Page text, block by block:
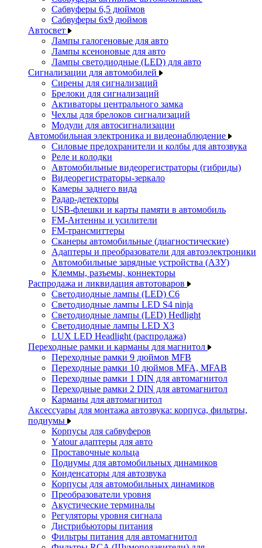
Сабвуферы 6,5 дюймов
Сабвуферы 6x9 дюймов
Автосвет
Лампы галогеновые для авто
Лампы ксеноновые для авто
Лампы светодиодные (LED) для авто
Сигнализации для автомобилей
Сирены для сигнализаций
Брелоки для сигнализаций
Активаторы центрального замка
Чехлы для брелоков сигнализаций
Модули для автосигнализации
Автомобильная электроника и видеонаблюдение
Силовые предохранители и колбы для автозвука
Реле и колодки
Автомобильные видеорегистраторы (гибриды)
Видеорегистраторы-зеркало
Камеры заднего вида
Радар-детекторы
USB-флешки и карты памяти в автомобиль
FM-Антенны и усилители
FM-трансмиттеры
Сканеры автомобильные (диагностические)
Адаптеры и преобразователи для автоэлектроники
Автомобильные зарядные устройства (АЗУ)
Клеммы, разъемы, коннекторы
Распродажа и ликвидация автотоваров
Светодиодные лампы (LED) C6
Светодиодные лампы LED S4 ninja
Светодиодные лампы (LED) Hedlight
Светодиодные лампы LED X3
LUX LED Headlight (распродажа)
Переходные рамки и карманы для магнитол
Переходные рамки 9 дюймов MFB
Переходные рамки 10 дюймов MFA, MFAB
Переходные рамки 1 DIN для автомагнитол
Переходные рамки 2 DIN для автомагнитол
Карманы для автомагнитол
Аксессуары для монтажа автозвука: корпуса, фильтры,
подиумы
Корпусы для сабвуферов
Yаtour адаптеры для авто
Проставочные кольца
Подиумы для автомобильных динамиков
Конденсаторы для автозвука
Корпусы для автомобильных динамиков
Преобразователи уровня
Акустические терминалы
Регуляторы уровня сигнала
Дистрибьюторы питания
Фильтры питания для автомагнитол